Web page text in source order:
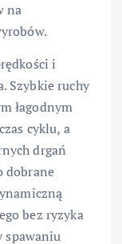
na
i
Szybkie ruchy
łagodnym
cyklu, a
drgań
dobrane
bez ryzyka
spawaniu